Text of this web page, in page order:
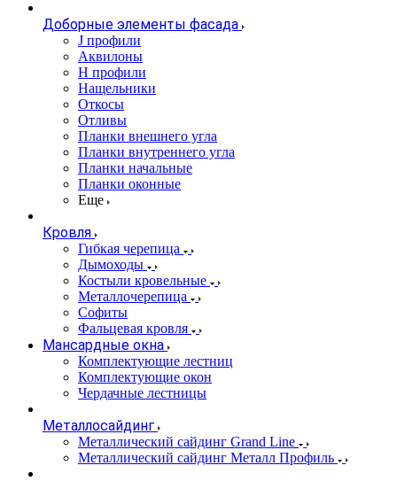
Доборные элементы фасада
J профили
Аквилоны
Н профили
Нащельники
Откосы
Отливы
Планки внешнего угла
Планки внутреннего угла
Планки начальные
Планки оконные
Еще
Кровля
Гибкая черепица
Дымоходы
Костыли кровельные
Металлочерепица
Софиты
Фальцевая кровля
Мансардные окна
Комплектующие лестниц
Комплектующие окон
Чердачные лестницы
Металлосайдинг
Металлический сайдинг Grand Line
Металлический сайдинг Металл Профиль